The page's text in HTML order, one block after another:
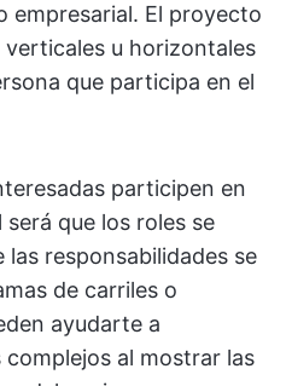
empresarial. El proyecto
verticales u horizontales
que participa en el
participen en
que los roles se
responsabilidades se
de carriles o
ayudarte a
al mostrar las